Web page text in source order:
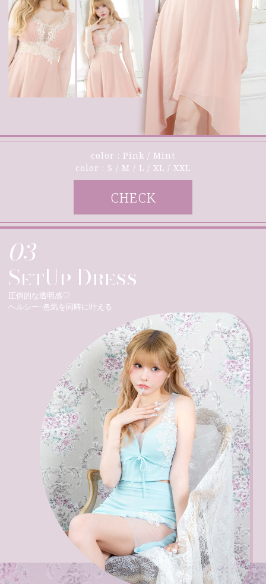
color : Pink / Mint
color : S / M / L / XL / XXL
CHECK
03
SetUp Dress
圧倒的な透明感♡
ヘルシー×色気を同時に叶える